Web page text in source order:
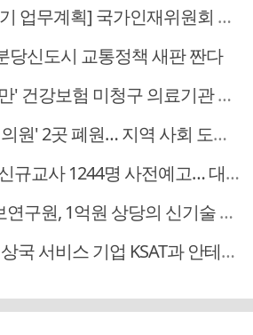
재위원회 신설… 거점국립대 3곳 성장엔진·AI 분야 패키지 지원
당신도시 교통정책 새판 짠다
험 미청구 의료기관 대전 65곳 충남 31곳
' 2곳 폐원… 지역 사회 도마 위
1244명 사전예고… 대전 초등 34명서 4명으로
, 1억원 상당의 신기술 기업 이전 완료
비스 기업 KSAT과 안테나 6기 계약 체결